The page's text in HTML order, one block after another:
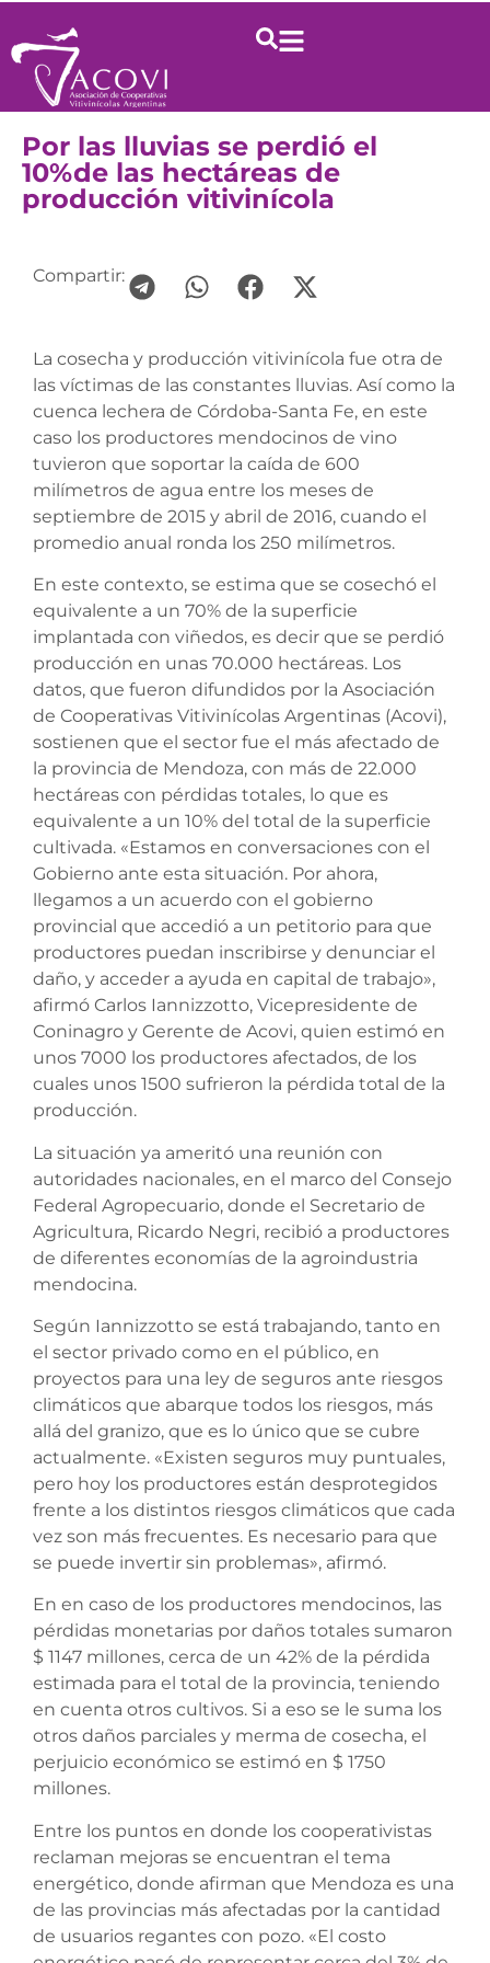
Por las lluvias se perdió el
10%de las hectáreas de
producción vitivinícola
Compartir:
La cosecha y producción vitivinícola fue otra de
las víctimas de las constantes lluvias. Así como la
cuenca lechera de Córdoba-Santa Fe, en este
caso los productores mendocinos de vino
tuvieron que soportar la caída de 600
milímetros de agua entre los meses de
septiembre de 2015 y abril de 2016, cuando el
promedio anual ronda los 250 milímetros.
En este contexto, se estima que se cosechó el
equivalente a un 70% de la superficie
implantada con viñedos, es decir que se perdió
producción en unas 70.000 hectáreas. Los
datos, que fueron difundidos por la Asociación
de Cooperativas Vitivinícolas Argentinas (Acovi),
sostienen que el sector fue el más afectado de
la provincia de Mendoza, con más de 22.000
hectáreas con pérdidas totales, lo que es
equivalente a un 10% del total de la superficie
cultivada. «Estamos en conversaciones con el
Gobierno ante esta situación. Por ahora,
llegamos a un acuerdo con el gobierno
provincial que accedió a un petitorio para que
productores puedan inscribirse y denunciar el
daño, y acceder a ayuda en capital de trabajo»,
afirmó Carlos Iannizzotto, Vicepresidente de
Coninagro y Gerente de Acovi, quien estimó en
unos 7000 los productores afectados, de los
cuales unos 1500 sufrieron la pérdida total de la
producción.
La situación ya ameritó una reunión con
autoridades nacionales, en el marco del Consejo
Federal Agropecuario, donde el Secretario de
Agricultura, Ricardo Negri, recibió a productores
de diferentes economías de la agroindustria
mendocina.
Según Iannizzotto se está trabajando, tanto en
el sector privado como en el público, en
proyectos para una ley de seguros ante riesgos
climáticos que abarque todos los riesgos, más
allá del granizo, que es lo único que se cubre
actualmente. «Existen seguros muy puntuales,
pero hoy los productores están desprotegidos
frente a los distintos riesgos climáticos que cada
vez son más frecuentes. Es necesario para que
se puede invertir sin problemas», afirmó.
En en caso de los productores mendocinos, las
pérdidas monetarias por daños totales sumaron
$ 1147 millones, cerca de un 42% de la pérdida
estimada para el total de la provincia, teniendo
en cuenta otros cultivos. Si a eso se le suma los
otros daños parciales y merma de cosecha, el
perjuicio económico se estimó en $ 1750
millones.
Entre los puntos en donde los cooperativistas
reclaman mejoras se encuentran el tema
energético, donde afirman que Mendoza es una
de las provincias más afectadas por la cantidad
de usuarios regantes con pozo. «El costo